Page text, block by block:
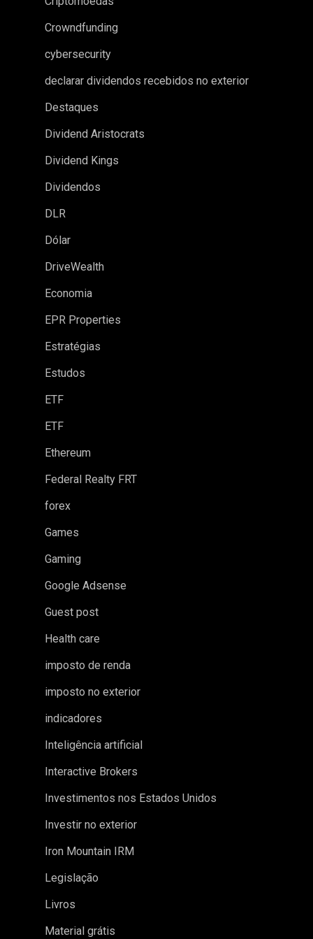
Crowndfunding
cybersecurity
declarar dividendos recebidos no exterior
Destaques
Dividend Aristocrats
Dividend Kings
Dividendos
DLR
Dólar
DriveWealth
Economia
EPR Properties
Estratégias
Estudos
ETF
ETF
Ethereum
Federal Realty FRT
forex
Games
Gaming
Google Adsense
Guest post
Health care
imposto de renda
imposto no exterior
indicadores
Inteligência artificial
Interactive Brokers
Investimentos nos Estados Unidos
Investir no exterior
Iron Mountain IRM
Legislação
Livros
Material grátis